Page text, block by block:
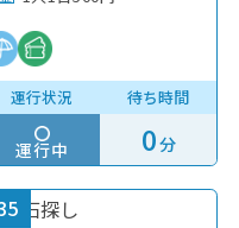
運行状況
運行中
待ち時間
0分